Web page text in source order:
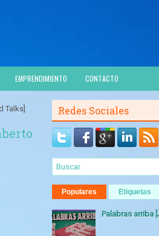
EMPRENDIMIENTO CONTACTO
Talks] Redes Sociales
Populares Etiquetas
Palabras arriba